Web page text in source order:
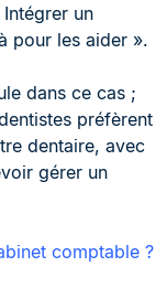
un
pour les aider ».
dans ce cas ;
préfèrent
dentaire, avec
gérer un
comptable ?